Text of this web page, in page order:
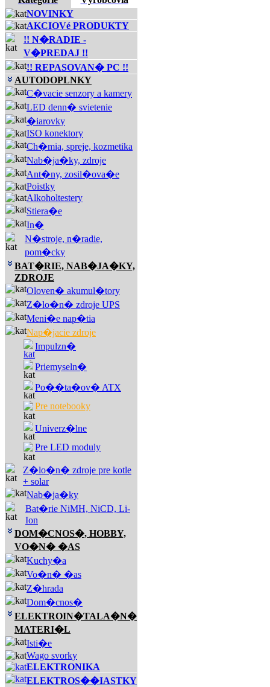
NOVINKY
AKCIOVé PRODUKTY
!! N�RADIE -
V�PREDAJ !!
!! REPASOVAN� PC !!
AUTODOPLNKY
C�vacie senzory a kamery
LED denn� svietenie
�iarovky
ISO konektory
Ch�mia, spreje, kozmetika
Nab�ja�ky, zdroje
Ant�ny, zosil�ova�e
Poistky
Alkoholtestery
Stiera�e
In�
N�stroje, n�radie,
pom�cky
BAT�RIE, NAB�JA�KY,
ZDROJE
Oloven� akumul�tory
Z�lo�n� zdroje UPS
Meni�e nap�tia
Nap�jacie zdroje
Impulzn�
Priemyseln�
Po��ta�ov� ATX
Pre notebooky
Univerz�lne
Pre LED moduly
Z�lo�n� zdroje pre kotle
+ solar
Nab�ja�ky
Bat�rie NiMH, NiCD, Li-
Ion
DOM�CNOS�, HOBBY,
VO�N� �AS
Kuchy�a
Vo�n� �as
Z�hrada
Dom�cnos�
ELEKTROIN�TALA�N�
MATERI�L
Isti�e
Wago svorky
ELEKTRONIKA
ELEKTROS��IASTKY